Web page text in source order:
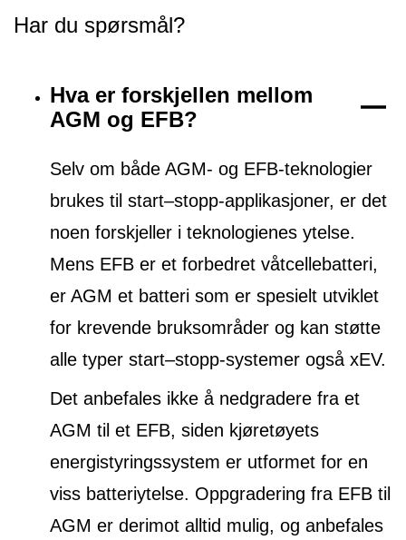
Har du spørsmål?
Hva er forskjellen mellom
AGM og EFB?
Selv om både AGM- og EFB-teknologier
brukes til start–stopp-applikasjoner, er det
noen forskjeller i teknologienes ytelse.
Mens EFB er et forbedret våtcellebatteri,
er AGM et batteri som er spesielt utviklet
for krevende bruksområder og kan støtte
alle typer start–stopp-systemer også xEV.
Det anbefales ikke å nedgradere fra et
AGM til et EFB, siden kjøretøyets
energistyringssystem er utformet for en
viss batteriytelse. Oppgradering fra EFB til
AGM er derimot alltid mulig, og anbefales